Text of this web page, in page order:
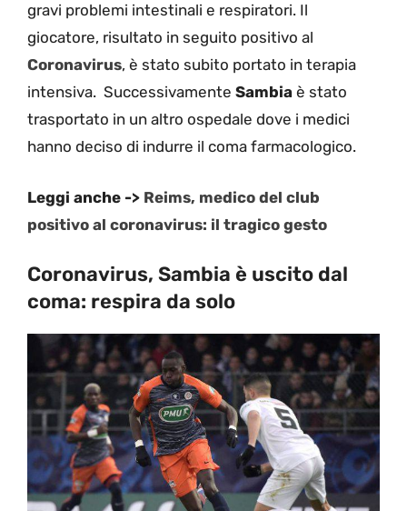
gravi problemi intestinali e respiratori. Il
giocatore, risultato in seguito positivo al
Coronavirus, è stato subito portato in terapia
intensiva. Successivamente Sambia è stato
trasportato in un altro ospedale dove i medici
hanno deciso di indurre il coma farmacologico.
Leggi anche -> Reims, medico del club
positivo al coronavirus: il tragico gesto
Coronavirus, Sambia è uscito dal
coma: respira da solo